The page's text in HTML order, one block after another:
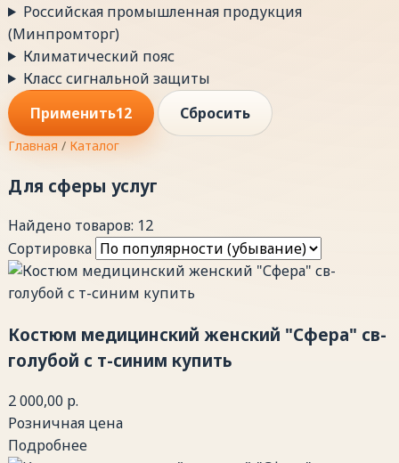
Российская промышленная продукция
(Минпромторг)
Климатический пояс
Класс сигнальной защиты
Применить12 Сбросить
Главная / Каталог
Для сферы услуг
Найдено товаров: 12
Сортировка
Костюм медицинский женский "Сфера" св-
голубой с т-синим купить
2 000,00 р.
Розничная цена
Подробнее